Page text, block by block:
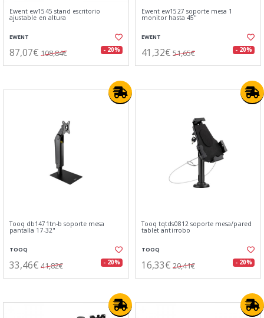
Ewent ew1545 stand escritorio
ajustable en altura
EWENT
87,07€ 108,84€ - 20%
Ewent ew1527 soporte mesa 1
monitor hasta 45"
EWENT
41,32€ 51,65€ - 20%
Tooq db1471tn-b soporte mesa
pantalla 17-32"
TOOQ
33,46€ 41,82€ - 20%
Tooq tqtds0812 soporte mesa/pared
tablet antirrobo
TOOQ
16,33€ 20,41€ - 20%